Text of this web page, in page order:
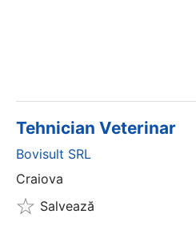
Tehnician Veterinar
Bovisult SRL
Craiova
Salvează